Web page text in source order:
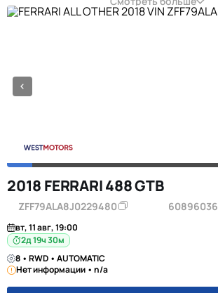
2018 FERRARI 488 GTB
ZFF79ALA8J0229480 60896036
вт, 11 авг, 19:00
2д 19ч 30м
8 • RWD • AUTOMATIC
Нет информации • n/a